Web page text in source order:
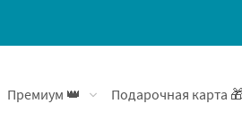
Премиум 👑 Подарочная карта